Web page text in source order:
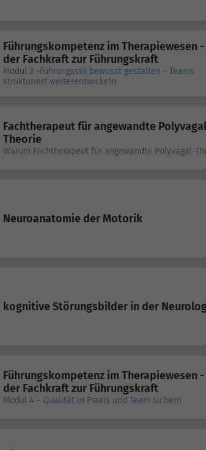
Führungskompetenz im Therapiewesen -
der Fachkraft zur Führungskraft
Modul 3 -Führungsstil bewusst gestalten - Teams
strukturiert weiterentwickeln
Fachtherapeut für angewandte
Theorie
Warum Fachtherapeut für angewandte Polyvagal-
Neuroanatomie der Motorik
kognitive Störungsbilder in der
Führungskompetenz im Therapiewesen -
der Fachkraft zur Führungskraft
Modul 4 – Qualität in Praxis und Team sichern